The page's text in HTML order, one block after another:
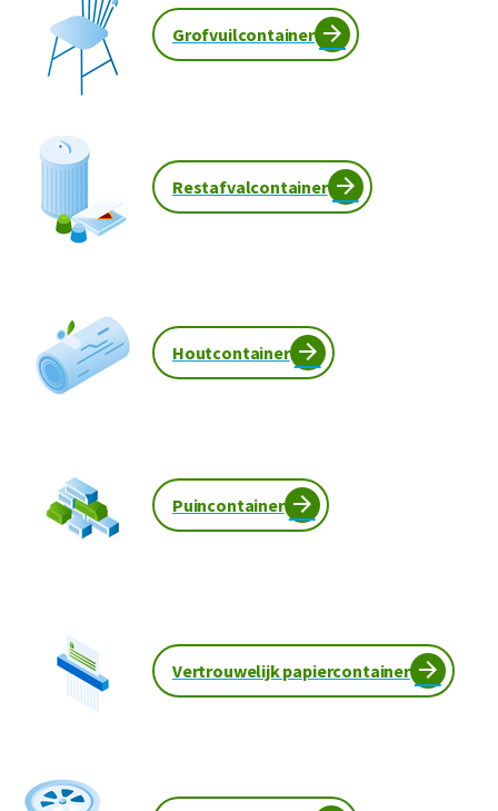
Grofvuilcontainer
Restafvalcontainer
Houtcontainer
Puincontainer
Vertrouwelijk papiercontainer